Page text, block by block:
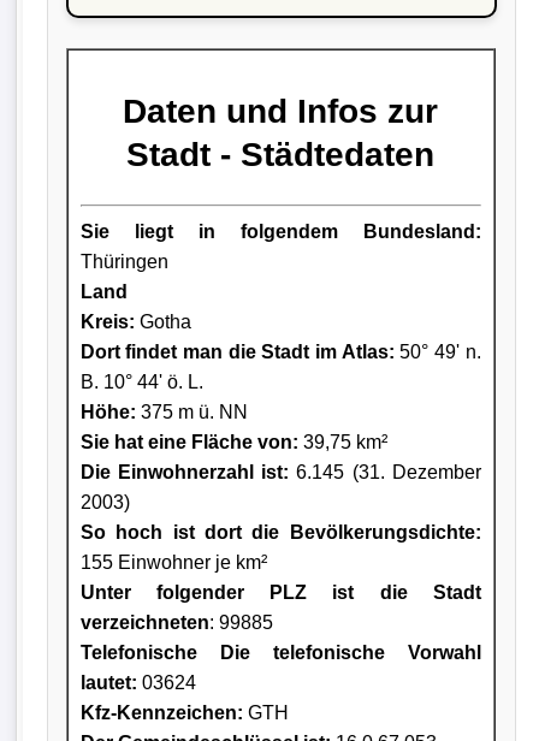
Daten und Infos zur
Stadt - Städtedaten
Sie liegt in folgendem Bundesland:
Thüringen
Land
Kreis: Gotha
Dort findet man die Stadt im Atlas: 50° 49' n.
B. 10° 44' ö. L.
Höhe: 375 m ü. NN
Sie hat eine Fläche von: 39,75 km²
Die Einwohnerzahl ist: 6.145 (31. Dezember
2003)
So hoch ist dort die Bevölkerungsdichte:
155 Einwohner je km²
Unter folgender PLZ ist die Stadt
verzeichneten: 99885
Telefonische Die telefonische Vorwahl
lautet: 03624
Kfz-Kennzeichen: GTH